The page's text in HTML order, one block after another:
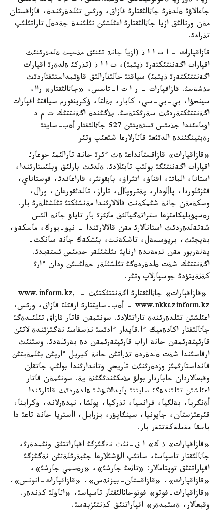
جاعالاؤئ ةلدةرئ جاثالئقتارئ قازاق، ورئس تئلدةرئندة، قازاقستان
مةن ورتالئق ازيا جاثالئقتارئ اعئلشئن تئلئندة جةدةل تاراتئلئپ
تذرادئ.
قازاقپارات - ا ت ا ا ذ (ازيا جانة تئنئق مذحيت ةلدةرئنئث
اقپارات اگةنتتئكتةرئ ذيئمئ)، ت ا ا ذ (تذركئ ةلدةرئ اقپارات
اگةنتتئكتةرئ ذيئمئ) سياقتئ حالئقارالئق قاؤئمداستئقتاردئث
مذشةسئ. قازاقپارات - ر ا ت ا-تاسس، «جاثالئقتار» راا،
سينحؤا، بي-بي-سي، كابار، بةلتا، ؤكرينفورم سياقتئ اقپارات
اگةنتتئكتةردئث سةرئكتةسئ. بذگئندة اگةنتتئك ت م د
اؤماعئندا جذمئس ئستةيتئن 527 جاثالئقتار أةب-سايتئ
رةيتينگئندة الدئثعئ قاتارلارعا شئعئپ وتئر.
«قازاقپارات» قازاقستانداعئ ةث ءئرئ جانة تارالئمئ جوعارئ
اقپارات اگةنتتئگئ بولئپ تابئلادئ. ةلدئث بارلئق وبلئستارئندا،
استانا، الماتئ، اقتاؤ، اتئراؤ، بايقوثئر، قاراعاندئ، قوستاناي،
قئزئلوردا، پاألودار، پةتروپاأل، تاراز، تالدئقورعان، ورال،
وسكةمةن جانة شئمكةنت قالالارئندا مةنشئكتئ تئلشئلةرئ بار.
رةسپؤبليكامئزعا ستراتةگيالئق ماثئزئ بار تاياؤ جانة الئس
شةتةلدةردئث استانالارئ مةن قالالارئندا - نيؤ-يورك، ماسكةؤ،
بةيجئث، بريؤسسةل، تاشكةنت، بئشكةك جانة سانكت-
پةتةربور مةن تذمةندة ارنايئ تئلشئلةر جذمئس ئستةيدئ.
اگةنتتئك شةت ةلدةردةگئ تئلشئلةر جةلئسئن ودان ءارئ
كةثةيتؤدئ جوسپارلاپ وتئر.
«قازاقپارات» جاثالئقتارئ اگةنتتئكتئث - www.inform.kz,
www.nkkazinform.kz - أةب-سايتتارئ ارقئلئ قازاق، ورئس،
اعئلشئن تئلدةرئندة تاراتئلادئ. سونئمةن قاتار قازاق تئلئندةگئ
جاثالئقتار اكادةميك ءا.قايدار ءادئسئ نذسقاسئ نةگئزئندة لاتئن
قارئپتةرئمةن جانة اراب قارئپتةرئمةن دة بةرئلةدئ. وسئنئث
ارقاسئندا شةت ةلدةردة تذراتئن جانة كيريل ءارپئن بئلمةيتئن
قانداستارئمئز وزدةرئنئث تاريحي وتاندارئندا بولئپ جاتقان
وقيعالاردان حاباردار بولؤ مذمكئندئگئنة ية. سونئمةن قاتار
اعئلشئن تئلئندةگئ سايتتئ پايدالانؤشئ ةلدةردئث قاتارئندا
أةنگريا، بةلگيا، فرانسيا، تذركيا، پولشا، نيدةرلاند، ؤكراينا،
قئرعئزستان، جاپونيا، سينگاپؤر، يزرايل، اأستريا جانة تاعئ دا
باسقا مةملةكةتتةر بار.
«قازاقپارات» ذ ك» ا ق-نئث نةگئزگئ اقپاراتتئق ونئمدةرئ،
جاثالئقتار تاسپاسئ، ساتئپ الؤشئلارعا جئبةرئلةتئن نةگئزگئ
اقپاراتتئق توپتامالار: «تاثعئ جارشئ»، «رةسمي جارشئ»،
«قازاقپارات»، «قازاقستان-بيزنةس»، «قازاقپارات-انونس»،
«قازاقپارات-فوتو» فوتوجاثالئقتار تاسپاسئ، «اتاؤلئ كذندةر.
وقيعالار، ةسئمدةر» اقپاراتتئق كذنتئزبةسئ.